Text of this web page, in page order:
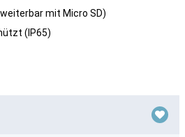
mit Micro SD)
(IP65)